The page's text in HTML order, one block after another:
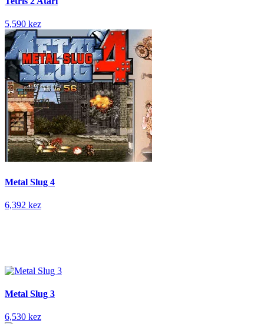
5,590 kez
Metal Slug 4
6,392 kez
Metal Slug 3
6,530 kez